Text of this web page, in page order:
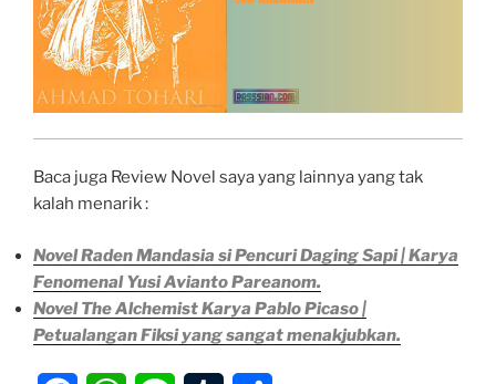
Baca juga Review Novel saya yang lainnya yang tak
kalah menarik :
Novel Raden Mandasia si Pencuri Daging Sapi | Karya
Fenomenal Yusi Avianto Pareanom.
Novel The Alchemist Karya Pablo Picaso |
Petualangan Fiksi yang sangat menakjubkan.